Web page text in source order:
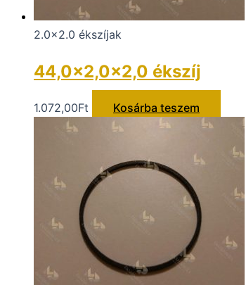
2.0x2.0 ékszíjak
44,0×2,0×2,0 ékszíj
1.072,00Ft Kosárba teszem